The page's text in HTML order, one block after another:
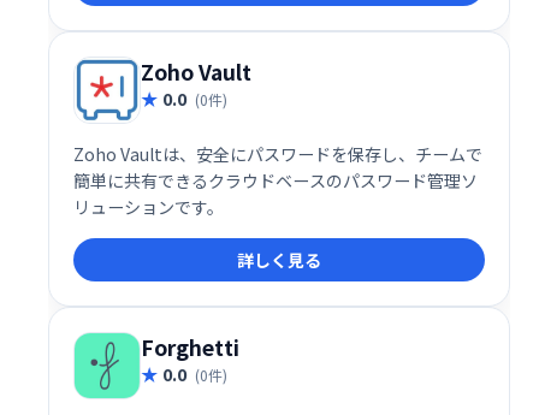
Zoho Vault
0.0 (0件)
Zoho Vaultは、安全にパスワードを保存し、チームで
簡単に共有できるクラウドベースのパスワード管理ソ
リューションです。
詳しく見る
Forghetti
0.0 (0件)